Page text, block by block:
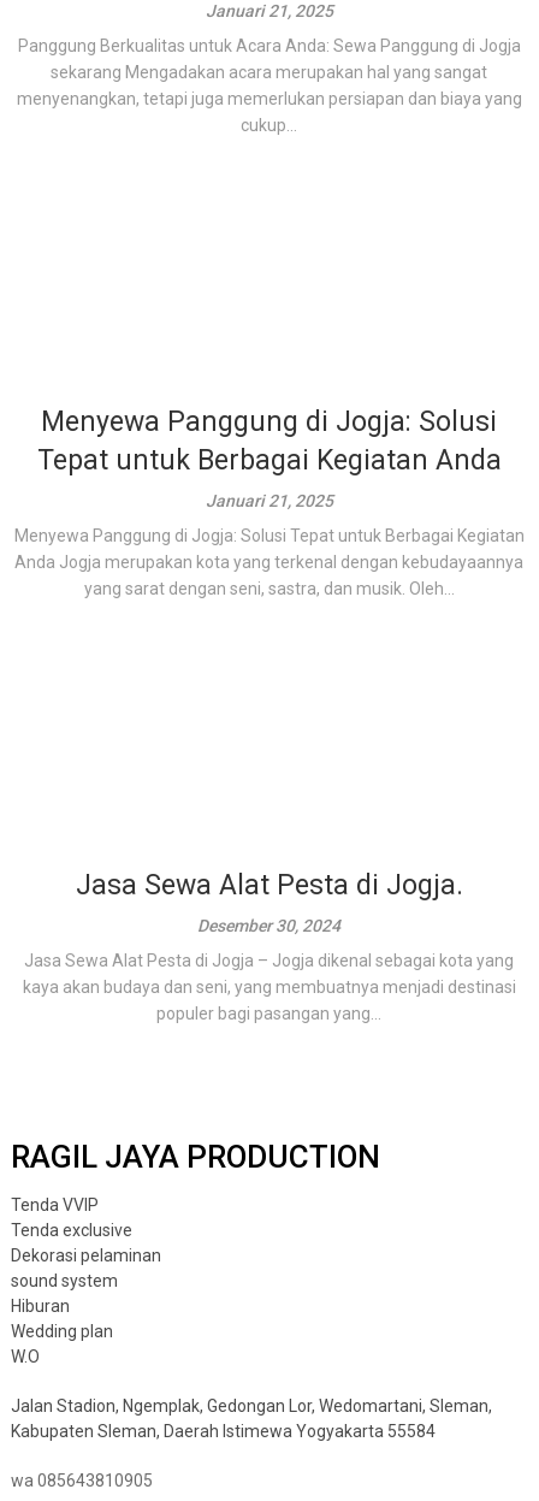
Januari 21, 2025
Panggung Berkualitas untuk Acara Anda: Sewa Panggung di Jogja
sekarang Mengadakan acara merupakan hal yang sangat
menyenangkan, tetapi juga memerlukan persiapan dan biaya yang
cukup...
Menyewa Panggung di Jogja: Solusi
Tepat untuk Berbagai Kegiatan Anda
Januari 21, 2025
Menyewa Panggung di Jogja: Solusi Tepat untuk Berbagai Kegiatan
Anda Jogja merupakan kota yang terkenal dengan kebudayaannya
yang sarat dengan seni, sastra, dan musik. Oleh...
Jasa Sewa Alat Pesta di Jogja.
Desember 30, 2024
Jasa Sewa Alat Pesta di Jogja – Jogja dikenal sebagai kota yang
kaya akan budaya dan seni, yang membuatnya menjadi destinasi
populer bagi pasangan yang...
RAGIL JAYA PRODUCTION
Tenda VVIP
Tenda exclusive
Dekorasi pelaminan
sound system
Hiburan
Wedding plan
W.O
Jalan Stadion, Ngemplak, Gedongan Lor, Wedomartani, Sleman,
Kabupaten Sleman, Daerah Istimewa Yogyakarta 55584
wa 085643810905